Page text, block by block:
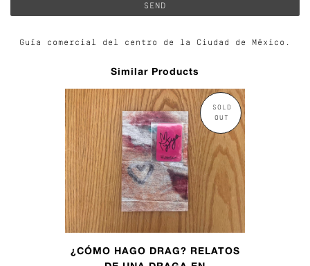
Guía comercial del centro de la Ciudad de México.
Similar Products
SOLD
OUT
¿CÓMO HAGO DRAG? RELATOS